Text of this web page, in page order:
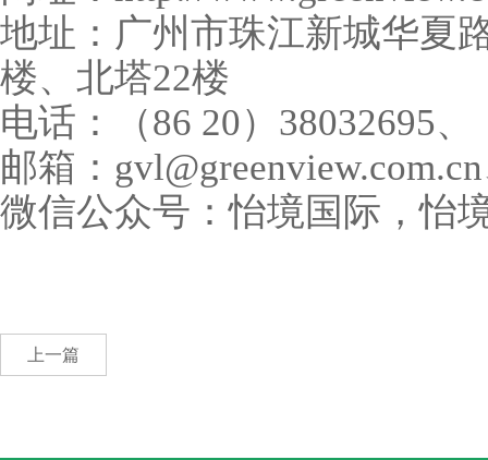
地址：广州市珠江新城华夏
楼、北塔22楼
电话：（86 20） 38032695、
邮箱： gvl@greenview.com.cn
微信公众号：怡境国际，怡
上一篇